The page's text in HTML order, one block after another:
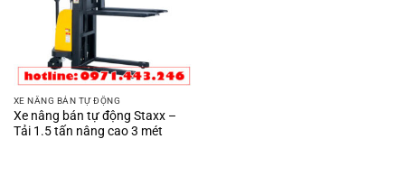
XE NÂNG BÁN TỰ ĐỘNG
Xe nâng bán tự động Staxx –
Tải 1.5 tấn nâng cao 3 mét